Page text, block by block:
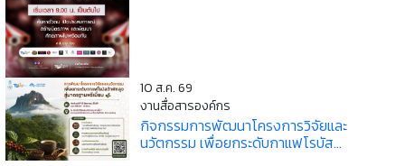
10 ส.ค. 69
งานสื่อสารองค์กร
กิจกรรมการพัฒนาโครงการวิจัยและ
นวัตกรรม เพื่อยกระดับกาแฟโรบัส...